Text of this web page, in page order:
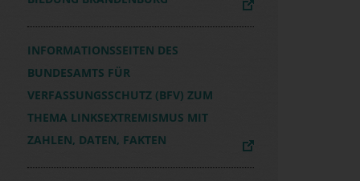
INFORMATIONSSEITEN DES
BUNDESAMTS FÜR
VERFASSUNGSSCHUTZ (BFV) ZUM
THEMA LINKSEXTREMISMUS MIT
ZAHLEN, DATEN, FAKTEN